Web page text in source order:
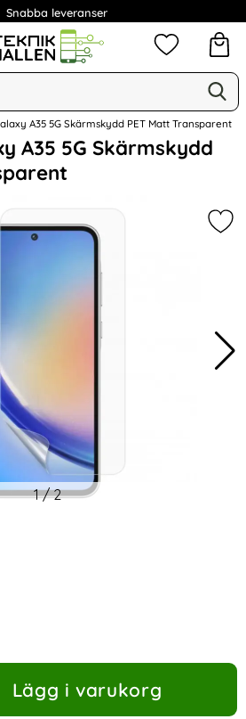
Snabba leveranser
Mina
A35 5G Skärmskydd PET Matt Transparent
A35 5G Skärmskydd
1/2
Lägg i varukorg